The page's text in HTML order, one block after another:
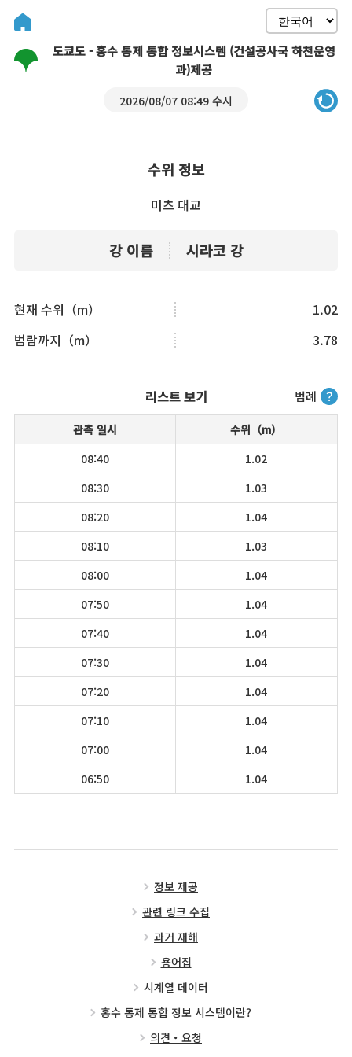
도쿄도 - 홍수 통제 통합 정보시스템 (건설공사국 하천운영
과)제공
2026/08/07 08:49 수시
수위 정보
미츠 대교
강 이름 시라코 강
현재 수위（m）
1.02
범람까지（m）
3.78
범례 ？
리스트 보기
관측 일시
수위（m）
08:40
1.02
08:30
1.03
08:20
1.04
08:10
1.03
08:00
1.04
07:50
1.04
07:40
1.04
07:30
1.04
07:20
1.04
07:10
1.04
07:00
1.04
06:50
1.04
정보 제공
관련 링크 수집
과거 재해
용어집
시계열 데이터
홍수 통제 통합 정보 시스템이란?
의견・요청